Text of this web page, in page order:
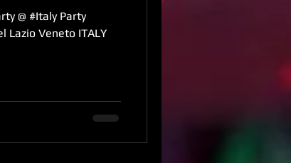
@ #Italy Party
Lazio Veneto ITALY